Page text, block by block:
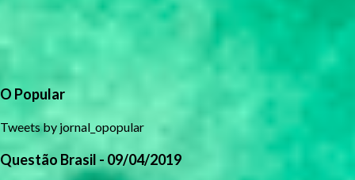
O Popular
Tweets by jornal_opopular
Questão Brasil - 09/04/2019